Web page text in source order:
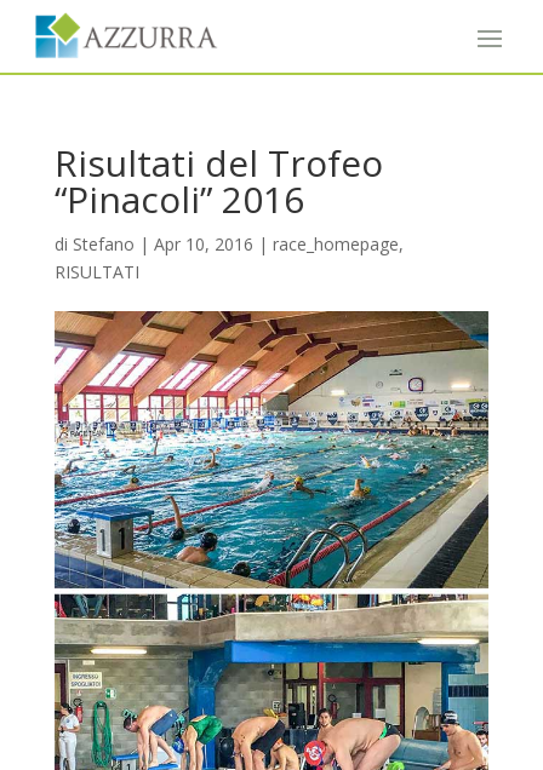
Risultati del Trofeo
“Pinacoli” 2016
di Stefano | Apr 10, 2016 | race_homepage,
RISULTATI